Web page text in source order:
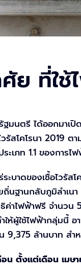
ย ที่ใ
ฐมนตรี ได้ออกมาเ
วรัสโคโรนา 2019
ะเภท 1.1 ของกา
ะบาดของเชื้อไวรัส
ถิ่นฐานกลับภูมิลำเน
ค่าไฟฟ้าฟรี จำนวน
ให้ผู้ใช้ไฟฟ้ากลุ่มนี้ อ
9,375 ล้านบาท สำ
ดือน ตั้งแต่เดือน เ